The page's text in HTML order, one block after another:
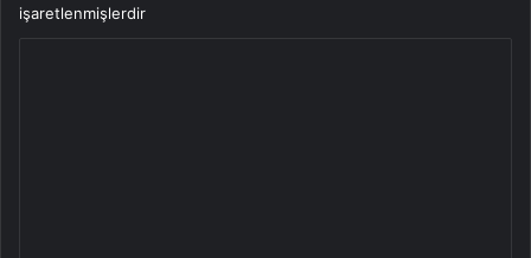
işaretlenmişlerdir